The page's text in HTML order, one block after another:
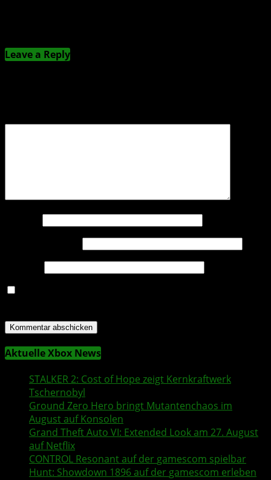
Leave a Reply
Aktuelle Xbox News
STALKER 2: Cost of Hope zeigt Kernkraftwerk
Tschernobyl
Ground Zero Hero bringt Mutantenchaos im
August auf Konsolen
Grand Theft Auto VI: Extended Look am 27. August
aufNetflix
CONTROL Resonantauf der gamescom spielbar
Hunt: Showdown 1896auf der gamescom erleben